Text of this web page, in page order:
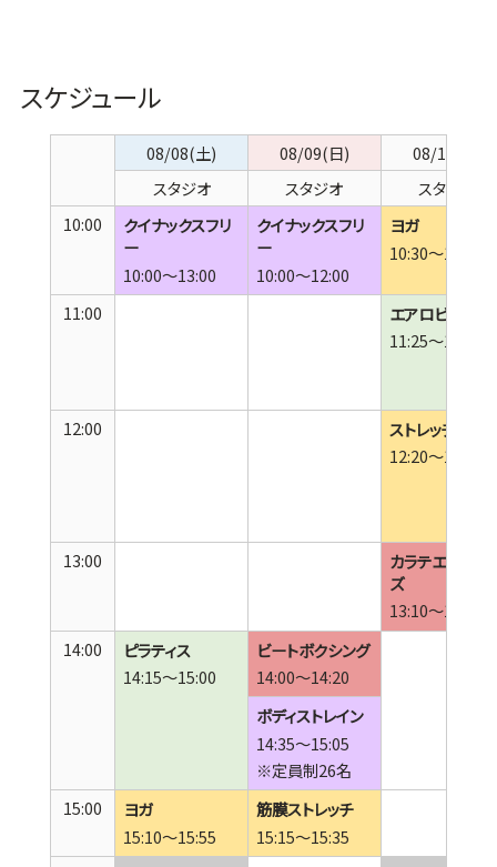
スケジュール
08/08(土) 08/09(日)
08/10(月)
スタジオ
スタジオ
スタジオ
10:00
10:00～13:00
クイナックスフリ
ー
10:00～12:00
クイナックスフリ
ー
10:30～11:15
ヨガ
11:00
11:25～12:10
エアロビクス
12:00
12:20～12:50
ストレッチ
13:00
13:10～13:40
カラテエクササ
ズ
14:00
14:15～15:00
ピラティス
14:00～14:20
ビートボクシング
14:35～15:05
ボディストレイン
※定員制26名
15:00
15:10～15:55
ヨガ
15:15～15:35
筋膜ストレッチ